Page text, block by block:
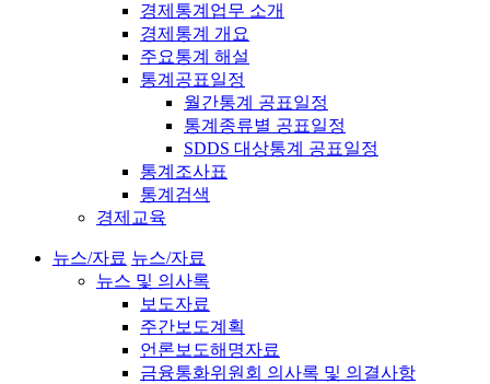
경제통계업무 소개
경제통계 개요
주요통계 해설
통계공표일정
월간통계 공표일정
통계종류별 공표일정
SDDS 대상통계 공표일정
통계조사표
통계검색
경제교육
뉴스/자료 뉴스/자료
뉴스 및 의사록
보도자료
주간보도계획
언론보도해명자료
금융통화위원회 의사록 및 의결사항